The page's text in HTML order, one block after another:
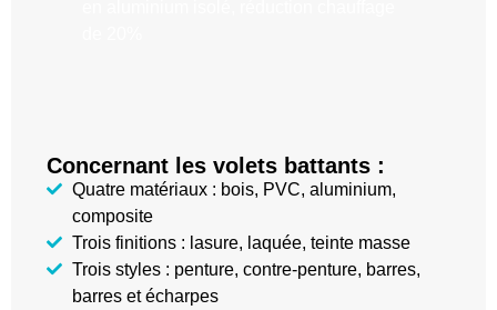
Concernant les volets battants :
Quatre matériaux : bois, PVC, aluminium,
composite
Trois finitions : lasure, laquée, teinte masse
Trois styles : penture, contre-penture, barres,
barres et écharpes